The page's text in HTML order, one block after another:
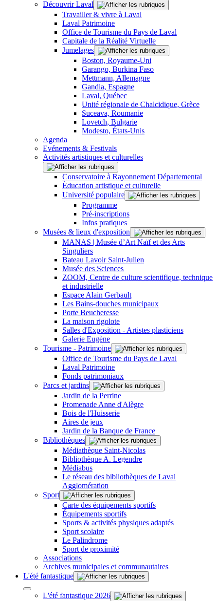
Découvrir Laval
Travailler & vivre à Laval
Laval Patrimoine
Office de Tourisme du Pays de Laval
Capitale de la Réalité Virtuelle
Jumelages
Boston, Royaume-Uni
Garango, Burkina Faso
Mettmann, Allemagne
Gandia, Espagne
Laval, Québec
Unité régionale de Chalcidique, Grèce
Suceava, Roumanie
Lovetch, Bulgarie
Modesto, États-Unis
Agenda
Evénements & Festivals
Activités artistiques et culturelles
Conservatoire à Rayonnement Départemental
Éducation artistique et culturelle
Université populaire
Programme
Pré-inscriptions
Infos pratiques
Musées & lieux d'exposition
MANAS | Musée d’Art Naïf et des Arts
Singuliers
Bateau Lavoir Saint-Julien
Musée des Sciences
ZOOM, Centre de culture scientifique, technique
et industrielle
Espace Alain Gerbault
Les Bains-douches municipaux
Porte Beucheresse
La maison rigolote
Salles d'Exposition - Artistes plasticiens
Galerie Eugène
Tourisme - Patrimoine
Office de Tourisme du Pays de Laval
Laval Patrimoine
Fonds patrimoniaux
Parcs et jardins
Jardin de la Perrine
Promenade Anne d'Alègre
Bois de l'Huisserie
Aires de jeux
Jardin de la Banque de France
Bibliothèques
Médiathèque Saint-Nicolas
Bibliothèque A. Legendre
Médiabus
Le réseau des bibliothèques de Laval
Agglomération
Sport
Carte des équipements sportifs
Équipements sportifs
Sports & activités physiques adaptés
Sport scolaire
Le Palindrome
Sport de proximité
Associations
Archives municipales et communautaires
L'été fantastique
L'été fantastique 2026